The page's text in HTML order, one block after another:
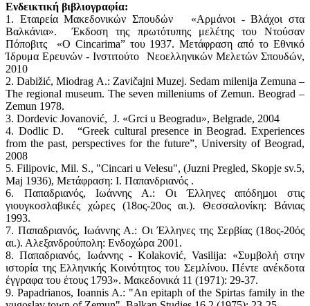
Ενδεικτική βιβλιογραφία:
1. Εταιρεία Μακεδονικών Σπουδών «Αρμάνοι - Βλάχοι στα
Βαλκάνια». Έκδοση της πρωτότυπης μελέτης του Ντούσαν
Πόποβιτς «O Cincarima” του 1937. Μετάφραση από το Εθνικό
Ίδρυμα Ερευνών - Ινστιτούτο Νεοελληνικών Μελετών Σπουδών,
2010
2. Dabižić, Miodrag A.: Zavičajni Muzej. Sedam milenija Zemuna –
The regional museum. The seven milleniums of Zemun. Beograd –
Zemun 1978.
3. Dordevic Jovanović, J. «Grci u Beogradu», Belgrade, 2004
4. Dodlic D. “Greek cultural presence in Beograd. Experiences
from the past, perspectives for the future”, University of Beograd,
2008
5. Filipovic, Mil. S., "Cincari u Velesu", (Juzni Pregled, Skopje sv.5,
Maj 1936), Mετάφραση: Ι. Παπανδριανός .
6. Παπαδριανός, Ιωάννης Α.: Οι Έλληνες απόδηµοι στις
γιουγκοσλαβικές χώρες (18ος-20ος αι.). Θεσσαλονίκη: Βάνιας
1993.
7. Παπαδριανός, Ιωάννης Α.: Οι Έλληνες της Σερβίας (18ος-20ός
αι.). Αλεξανδρούπολη: Ενδοχώρα 2001.
8. Παπαδριανός, Ιωάννης - Kolaković, Vasilija: «Συµβολή στην
ιστορία της Ελληνικής Κοινότητος του Σεµλίνου. Πέντε ανέκδοτα
έγγραφα του έτους 1793». Μακεδονικά 11 (1971): 29-37.
9. Papadrianos, Ioannis A.: "An epitaph of the Spirtas family in the